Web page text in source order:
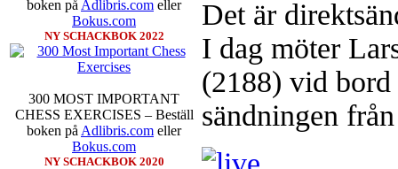
boken på Adlibris.com eller
Bokus.com
NY SCHACKBOK 2022
300 MOST IMPORTANT
CHESS EXERCISES – Beställ
boken på Adlibris.com eller
Bokus.com
NY SCHACKBOK 2020
som det har spelats sedan
förstnämnda alternativet har
alternativet har för- eller
förstå en mängd
nedan.
Det är
I dag möter
(2188) vid
sändningen